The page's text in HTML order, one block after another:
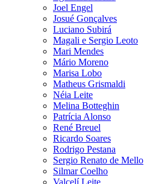
Joel Engel
Josué Gonçalves
Luciano Subirá
Magali e Sergio Leoto
Mari Mendes
Mário Moreno
Marisa Lobo
Matheus Grismaldi
Néia Leite
Melina Botteghin
Patrícia Alonso
René Breuel
Ricardo Soares
Rodrigo Pestana
Sergio Renato de Mello
Silmar Coelho
Valcelí Leite